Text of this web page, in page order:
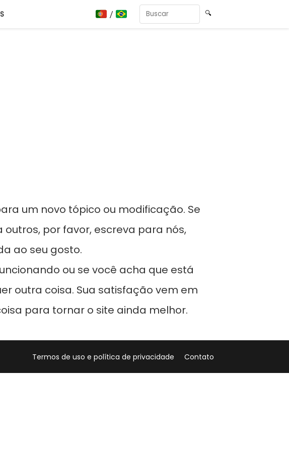
🇵🇹 / 🇧🇷 🔍
um novo tópico ou modificação. Se
por favor, escreva para nós,
ao seu gosto.
ou se você acha que está
outra coisa. Sua satisfação vem em
para tornar o site ainda melhor.
Termos de uso e política de privacidade Contato